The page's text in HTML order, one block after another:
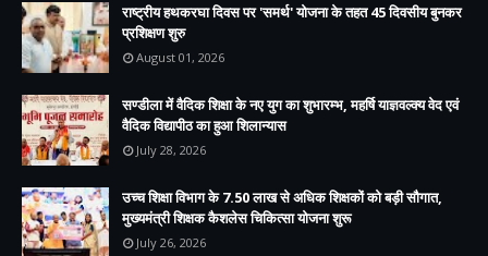
राष्ट्रीय हथकरघा दिवस पर 'समर्थ' योजना के तहत 45 दिवसीय बुनकर
प्रशिक्षण शुरु
August 01, 2026
सण्डीला में वैदिक शिक्षा के नए युग का शुभारम्भ, महर्षि याज्ञवल्क्य वेद एवं
वैदिक विद्यापीठ का हुआ शिलान्यास
July 28, 2026
उच्च शिक्षा विभाग के 7.50 लाख से अधिक शिक्षकों को बड़ी सौगात,
मुख्यमंत्री शिक्षक कैशलेस चिकित्सा योजना शुरू
July 26, 2026